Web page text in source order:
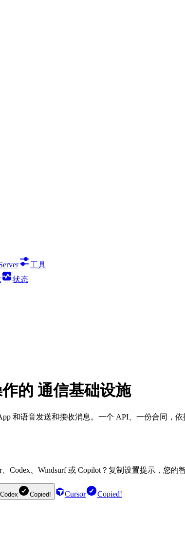
工具
状态
的 通信基础设施
和语音发送和接收消息。一个 API、一份合同，依
、Codex、Windsurf 或 Copilot？复制设置提示，您
Codex Copied! Cursor Copied!